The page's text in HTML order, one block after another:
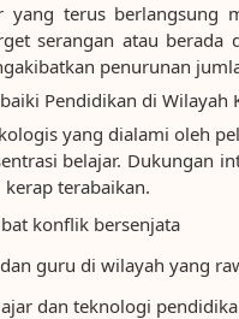
terus berlangsung
serangan atau
penurunan
Pendidikan di Wilayah
yang dialami oleh
belajar. Dukungan
terabaikan.
konflik bersenjata
guru di wilayah yang
dan teknologi